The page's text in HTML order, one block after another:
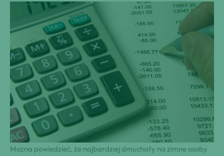
Można powiedzieć, że najbardziej dmuchały na zimne osoby